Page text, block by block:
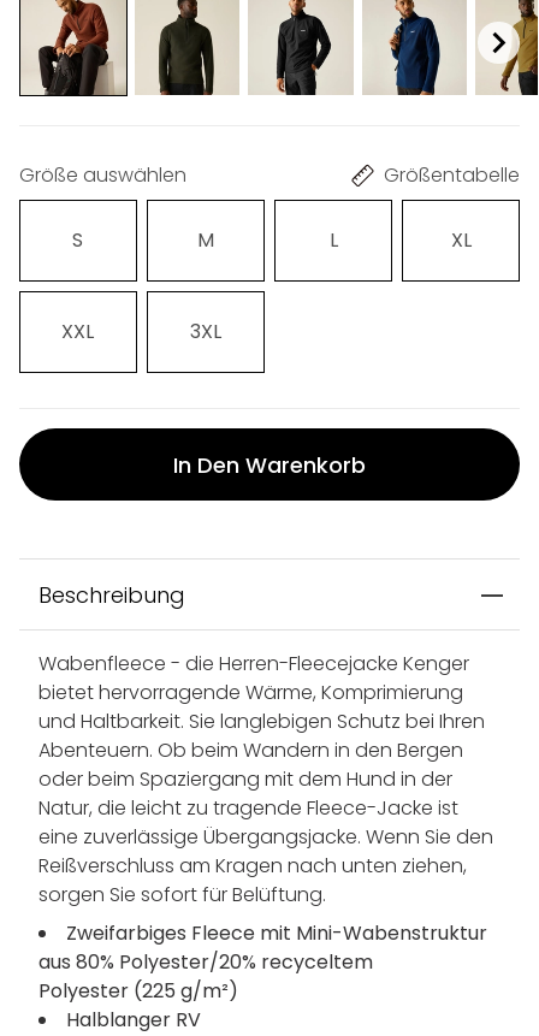
Größe auswählen Größentabelle
S M L XL
XXL 3XL
In Den Warenkorb
Beschreibung
Wabenfleece - die Herren-Fleecejacke Kenger
bietet hervorragende Wärme, Komprimierung
und Haltbarkeit. Sie langlebigen Schutz bei Ihren
Abenteuern. Ob beim Wandern in den Bergen
oder beim Spaziergang mit dem Hund in der
Natur, die leicht zu tragende Fleece-Jacke ist
eine zuverlässige Übergangsjacke. Wenn Sie den
Reißverschluss am Kragen nach unten ziehen,
sorgen Sie sofort für Belüftung.
Zweifarbiges Fleece mit Mini-Wabenstruktur
aus 80% Polyester/20% recyceltem
Polyester (225 g/m²)
Halblanger RV